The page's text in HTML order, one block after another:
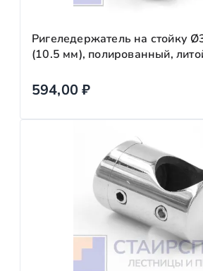
Ригеледержатель на стойку
(10.5 мм), полированный,
594,00₽